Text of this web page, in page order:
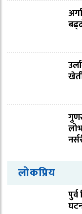
लोकप्रिय